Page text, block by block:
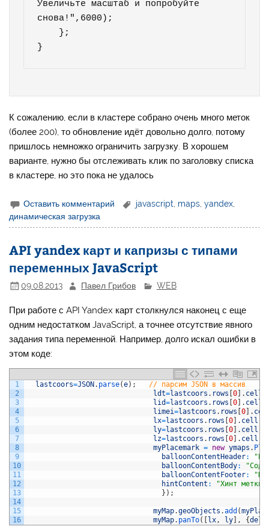
Увеличьте масштаб и попробуйте
снова!",6000);
}
К сожалению, если в кластере собрано очень много меток
(более 200), то обновление идёт довольно долго, потому
пришлось немножко ограничить загрузку. В хорошем
варианте, нужно бы отслеживать клик по заголовку списка
в кластере, но это пока не удалось
Оставить комментарий javascript maps ,yandex
динамическая загрузка
API yandex карт и капризы с типами
переменных JavaScript
09.08.2013 Павел Грибов WEB
При работе с API Yandex карт столкнулся наконец с еще
одним недостатком JavaScript, а точнее отсутствие явного
задания типа переменной. Например, долго искал ошибки в
этом коде:
1
2
3
4
5
6
7
8
9
10
11
12
13
14
15
16
lastcoors=JSON. parse(e) ;
// парсим JSON в массив
ldt=lastcoors . rows [0] . cell
lid=lastcoors . rows [0] . cell
limei=lastcoors . rows [0] .
lx=lastcoors . rows [0] . cell
ly=lastcoors . rows [0] . cell
lz=lastcoors . rows [0] . cell
myPlacemark = new ymaps .
balloonContentHeader:
balloonContentBody:
balloonContentFooter:
hintContent :
"Хинт метки"
} ) ;
myMap.geoObjects .add (
myMap. panTo( [lx, ly] , {